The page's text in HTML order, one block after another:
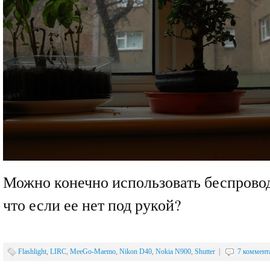
Можно конечно использовать
что если ее нет под рукой?
Flashlight, LIRC, MeeGo-Maemo, Nikon D40, Nokia N900, Shutter 7